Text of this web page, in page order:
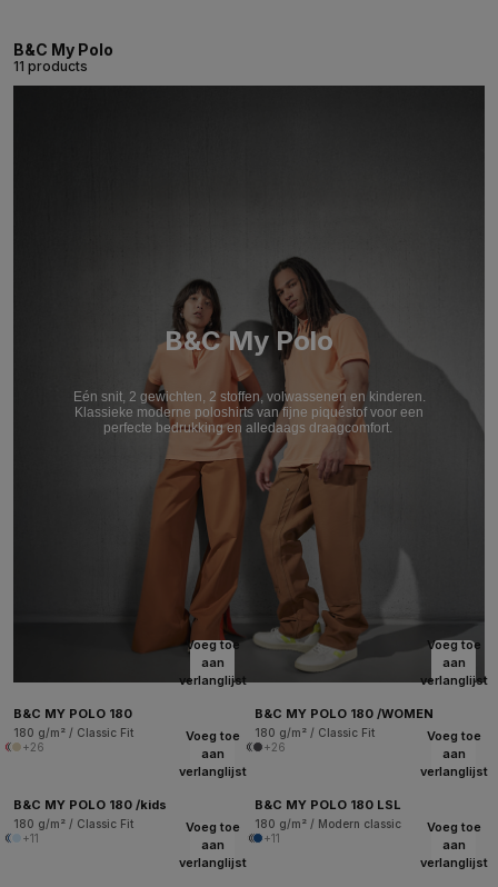
B&C My Polo
11 products
B&C My Polo
Eén snit, 2 gewichten, 2 stoffen, volwassenen en kinderen.
Klassieke moderne poloshirts van fijne piquéstof voor een
perfecte bedrukking en alledaags draagcomfort.
Voeg toe
aan
verlanglijst
B&C MY POLO 180
180 g/m² / Classic Fit
+26
Voeg toe
aan
verlanglijst
B&C MY POLO 180 /WOMEN
180 g/m² / Classic Fit
+26
Voeg toe
aan
verlanglijst
B&C MY POLO 180 /kids
180 g/m² / Classic Fit
+11
Voeg toe
aan
verlanglijst
B&C MY POLO 180 LSL
180 g/m² / Modern classic
+11
Voeg toe
aan
verlanglijst
Voeg toe
aan
verlanglijst